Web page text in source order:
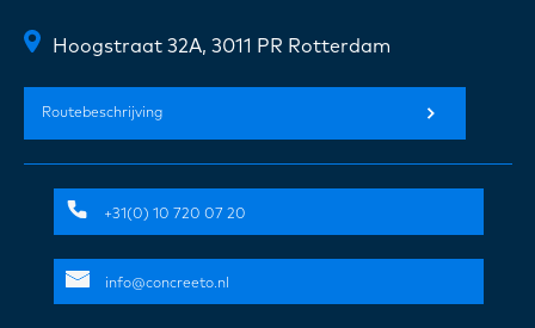
Hoogstraat 32A, 3011 PR Rotterdam
Routebeschrijving
+31(0) 10 720 07 20
info@concreeto.nl